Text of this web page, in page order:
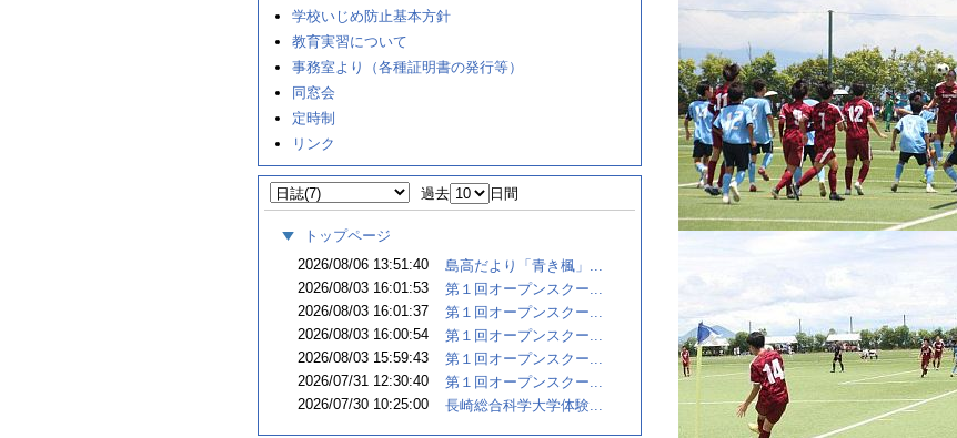
学校いじめ防止基本方針
教育実習について
事務室より（各種証明書の発行等）
同窓会
定時制
リンク
過去 日間
トップページ
2026/08/06 13:51:40
島高だより「青き楓」...
2026/08/03 16:01:53
第１回オープンスクー...
2026/08/03 16:01:37
第１回オープンスクー...
2026/08/03 16:00:54
第１回オープンスクー...
2026/08/03 15:59:43
第１回オープンスクー...
2026/07/31 12:30:40
第１回オープンスクー...
2026/07/30 10:25:00
長崎総合科学大学体験...